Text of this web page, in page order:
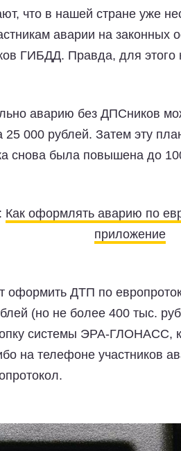
что в нашей стране уже
аварии на
ГИБДД. Правда, для
аварию без ДПСников
000 рублей. Затем эту
снова была повышена до
Как оформлять аварию по
приложение
оформить ДТП по
(но не более 400 тыс.
системы ЭРА-ГЛОНАСС,
на телефоне участников